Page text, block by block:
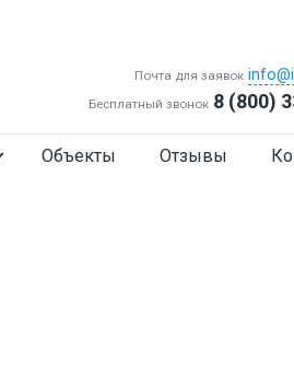
Почта для заявок
Бесплатный звонок 8 (800)
Объекты Отзывы